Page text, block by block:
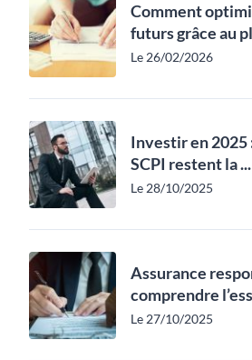
Comment
futurs grâce au
Le 26/02/2026
Investir en 2025
SCPI restent la ...
Le 28/10/2025
Assurance
comprendre
Le 27/10/2025